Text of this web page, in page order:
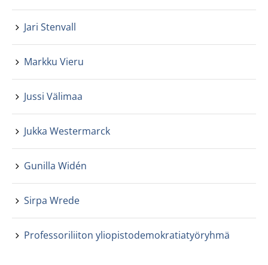
Jari Stenvall
Markku Vieru
Jussi Välimaa
Jukka Westermarck
Gunilla Widén
Sirpa Wrede
Professoriliiton yliopistodemokratiatyöryhmä